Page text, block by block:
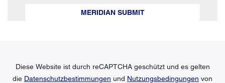
MERIDIAN SUBMIT
Diese Website ist durch reCAPTCHA geschützt und es gelten
die Datenschutzbestimmungen und Nutzungsbedingungen von